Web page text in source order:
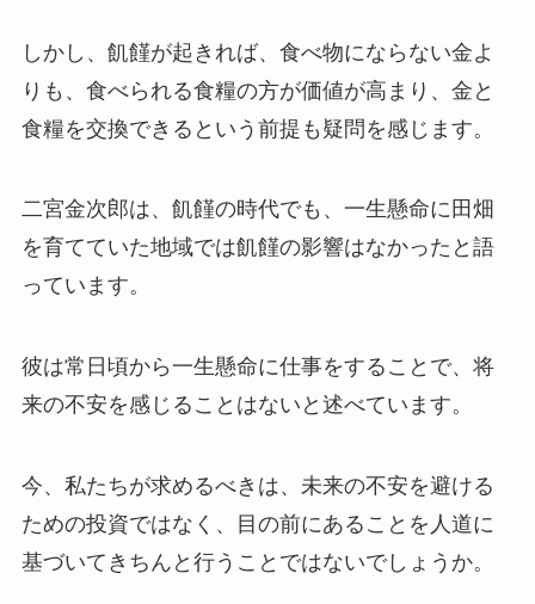
しかし、飢饉が起きれば、食べ物にならない金よ
りも、食べられる食糧の方が価値が高まり、金と
食糧を交換できるという前提も疑問を感じます。
二宮金次郎は、飢饉の時代でも、一生懸命に田畑
を育てていた地域では飢饉の影響はなかったと語
っています。
彼は常日頃から一生懸命に仕事をすることで、将
来の不安を感じることはないと述べています。
今、私たちが求めるべきは、未来の不安を避ける
ための投資ではなく、目の前にあることを人道に
基づいてきちんと行うことではないでしょうか。